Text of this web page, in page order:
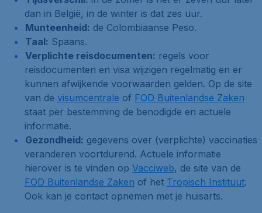
dan in België, in de winter is dat zes uur.
Munteenheid: de Colombiaanse Peso.
Taal: Spaans.
Verplichte reisdocumenten: regels voor
reisdocumenten en visa wijzigen regelmatig en er
kunnen afwijkende voorwaarden gelden. Op de site
van de visumcentrale of FOD Buitenlandse Zaken
staat per bestemming de benodigde en actuele
informatie.
Gezondheid: gegevens over (verplichte) vaccinaties
veranderen voortdurend. Actuele informatie
hierover is te vinden op Vacciweb, de site van de
FOD Buitenlandse Zaken of het Tropisch Instituut.
Ook kan je contact opnemen met je huisarts.